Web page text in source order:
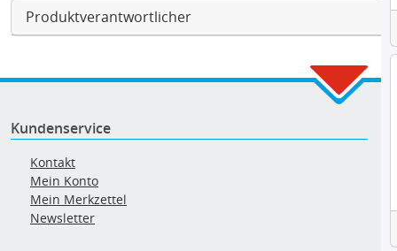
Produktverantwortlicher
Kundenservice
Kontakt
Mein Konto
Mein Merkzettel
Newsletter